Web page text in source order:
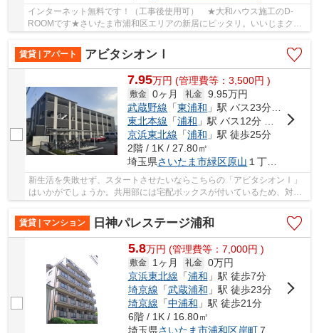
インターネット無料です！（工事後使用可） ★大和ハウス施工のD-
ROOMです★さいたま市浦和区エリアの新居にピッタリ。いいじまクリ
賃貸 | アパート
アビタシオンⅠ
7.95万円 (管理費等：3,500円 )
敷金 0ヶ月 礼金 9.95万円
武蔵野線 「東浦和 」駅 バス23分 「原山」 停歩4分
東北本線 「浦和 」駅 バス12分 「原山」 停歩2分
京浜東北線 「浦和 」駅 徒歩25分
2階 / 1K / 27.80㎡
埼玉県さいたま市緑区原山 １丁目２－７
新生活を失敗せず、スタートさせたいならこちらの「アビタシオンⅠ」
はいかがでしょうか。共用部には宅配ボックスが付いているため、対面
賃貸 | マンション
日神パレステージ浦和
5.8万円 (管理費等：7,000円 )
敷金 1ヶ月 礼金 0万円
京浜東北線 「浦和 」駅 徒歩7分
埼京線 「武蔵浦和 」駅 徒歩23分
埼京線 「中浦和 」駅 徒歩21分
6階 / 1K / 16.80㎡
埼玉県さいたま市浦和区岸町７丁目６-１